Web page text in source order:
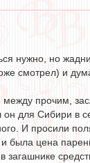
нужно, но
смотрел) и
между прочим,
он для Сибири в
И просили
была цена
загашнике